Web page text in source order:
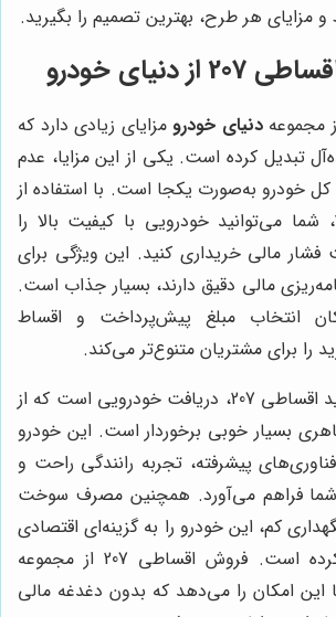
و مزایای هر طرح، بهترین تصمیم را بگیرید.
دنیای خودرو
دنیای خودرو مزایای زیادی دارد که
تبدیل کرده است. یکی از این مزایا، عدم
کل خودرو به‌صورت یکجا است. با استفاده از
فروش اقساطی 207، شما می‌توانید خودرویی با کیفیت بالا را
فشار مالی خریداری کنید. این ویژگی برای
مالی دقیق دارند، بسیار جذاب است.
انتخاب مبلغ پیش‌پرداخت و اقساط
را برای مشتریان متنوع‌تر می‌کند.
دیگر مزیت مهم خرید اقساطی 207، دریافت خودرویی است که از
بسیار خوبی برخوردار است. این خودرو
پیشرفته، تجربه رانندگی راحت و
فراهم می‌آورد. همچنین مصرف سوخت
کم، این خودرو را به گزینه‌ای اقتصادی
فروش اقساطی 207 از مجموعه
این امکان را می‌دهد که بدون دغدغه مالی